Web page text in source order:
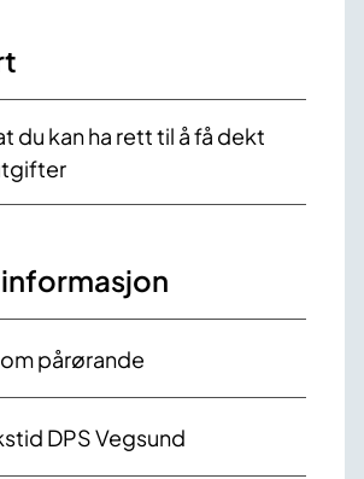
du kan ha rett til å få dekt
pårørande
DPS Vegsund